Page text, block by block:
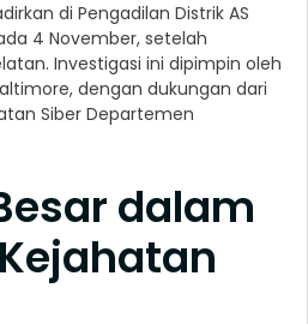
di Pengadilan Distrik AS
4 November, setelah
Investigasi ini dipimpin oleh
dengan dukungan dari
Siber Departemen
dalam